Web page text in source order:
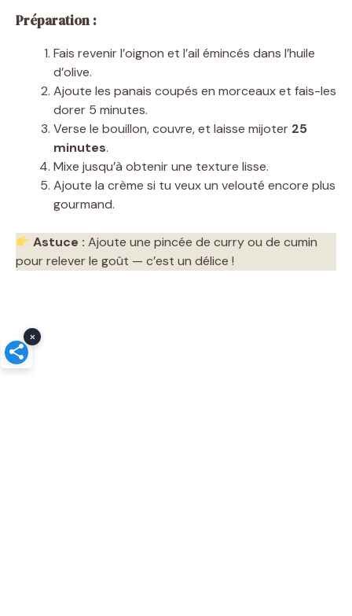
Préparation :
Fais revenir l’oignon et l’ail émincés dans l’huile
d’olive.
Ajoute les panais coupés en morceaux et fais-les
dorer 5 minutes.
Verse le bouillon, couvre, et laisse mijoter 25
minutes.
Mixe jusqu’à obtenir une texture lisse.
Ajoute la crème si tu veux un velouté encore plus
gourmand.
Astuce : Ajoute une pincée de curry ou de cumin
pour relever le goût — c’est un délice !
×